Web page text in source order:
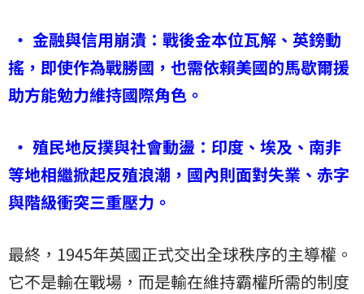
• 金融與信用崩潰：戰後金本位瓦解、英鎊動
搖，即使作為戰勝國，也需依賴美國的馬歇爾援
助方能勉力維持國際角色。
• 殖民地反撲與社會動盪：印度、埃及、南非
等地相繼掀起反殖浪潮，國內則面對失業、赤字
與階級衝突三重壓力。
最終，1945年英國正式交出全球秩序的主導權。
它不是輸在戰場，而是輸在維持霸權所需的制度